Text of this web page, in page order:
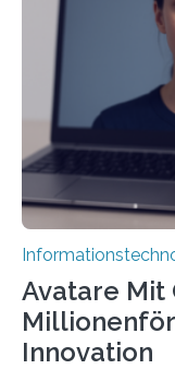
Avatare Mit
Innovation